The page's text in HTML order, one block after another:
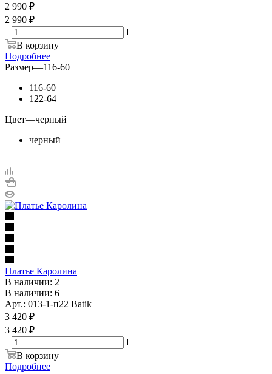
2 990 ₽
2 990 ₽
В корзину
Подробнее
Размер—116-60
116-60
122-64
Цвет—черный
черный
Платье Каролина
В наличии: 2
В наличии: 6
Арт.: 013-1-п22 Batik
3 420 ₽
3 420 ₽
В корзину
Подробнее